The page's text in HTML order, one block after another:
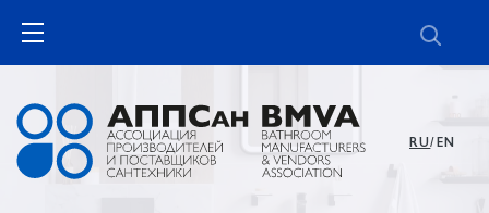
RU/EN